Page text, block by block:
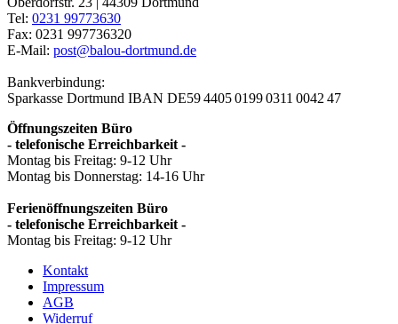
Tel: 0231 99773630
Fax: 0231 997736320
E-Mail: post@balou-dortmund.de
Bankverbindung:
Sparkasse Dortmund IBAN DE59 4405 0199 0311 0042 47
Öffnungszeiten Büro
- telefonische Erreichbarkeit -
Montag bis Freitag: 9-12 Uhr
Montag bis Donnerstag: 14-16 Uhr
Ferienöffnungszeiten Büro
- telefonische Erreichbarkeit -
Montag bis Freitag: 9-12 Uhr
Kontakt
Impressum
AGB
Widerruf